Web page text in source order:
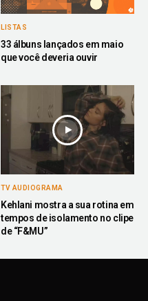
LISTAS
33 álbuns lançados em maio
que você deveria ouvir
TV AUDIOGRAMA
Kehlani mostra a sua rotina em
tempos de isolamento no clipe
de “F&MU”